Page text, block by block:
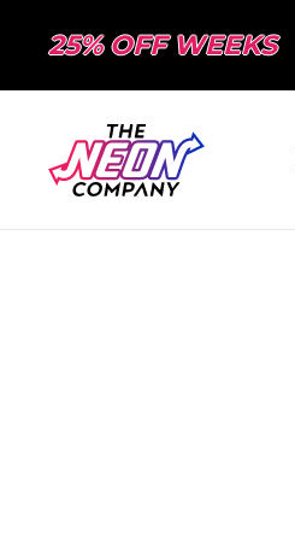
25% OFF WEEKS